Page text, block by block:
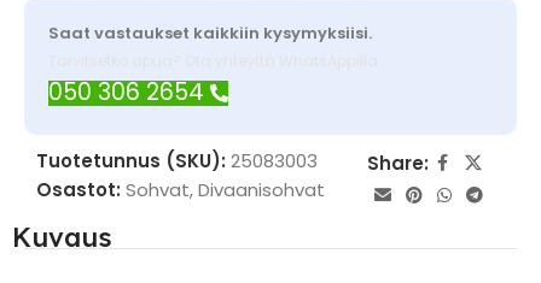
Saat vastaukset kaikkiin kysymyksiisi.
Tarvitsetko apua? Ota yhteyttä WhatsAppilla
050 306 2654
Tuotetunnus (SKU): 25083003
Osastot: Sohvat,Divaanisohvat
Share:
Kuvaus